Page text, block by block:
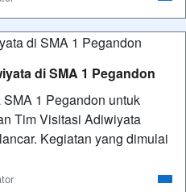
di SMA 1 Pegandon
1 Pegandon untuk
Tim Visitasi Adiwiyata
Kegiatan yang dimulai